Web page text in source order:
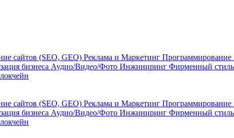
сайтов (SEO, GEO) Реклама и Маркетинг Программирование
бизнеса Аудио/Видео/Фото Инжиниринг Фирменный стиль
сайтов (SEO, GEO) Реклама и Маркетинг Программирование
бизнеса Аудио/Видео/Фото Инжиниринг Фирменный стиль